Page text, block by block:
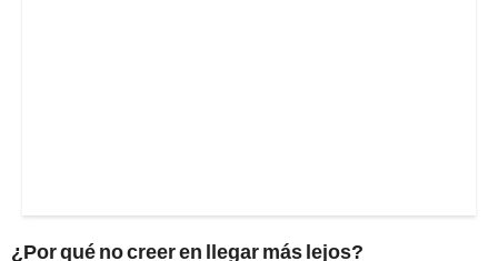
¿Por qué no creer en llegar más lejos?